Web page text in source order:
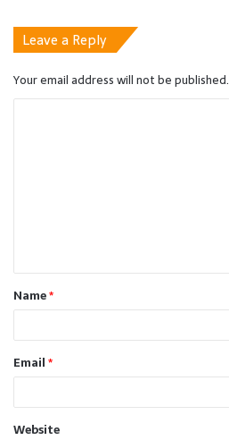
Leave a Reply
Your email address will not be published.
t
*Name*
Email*
Website